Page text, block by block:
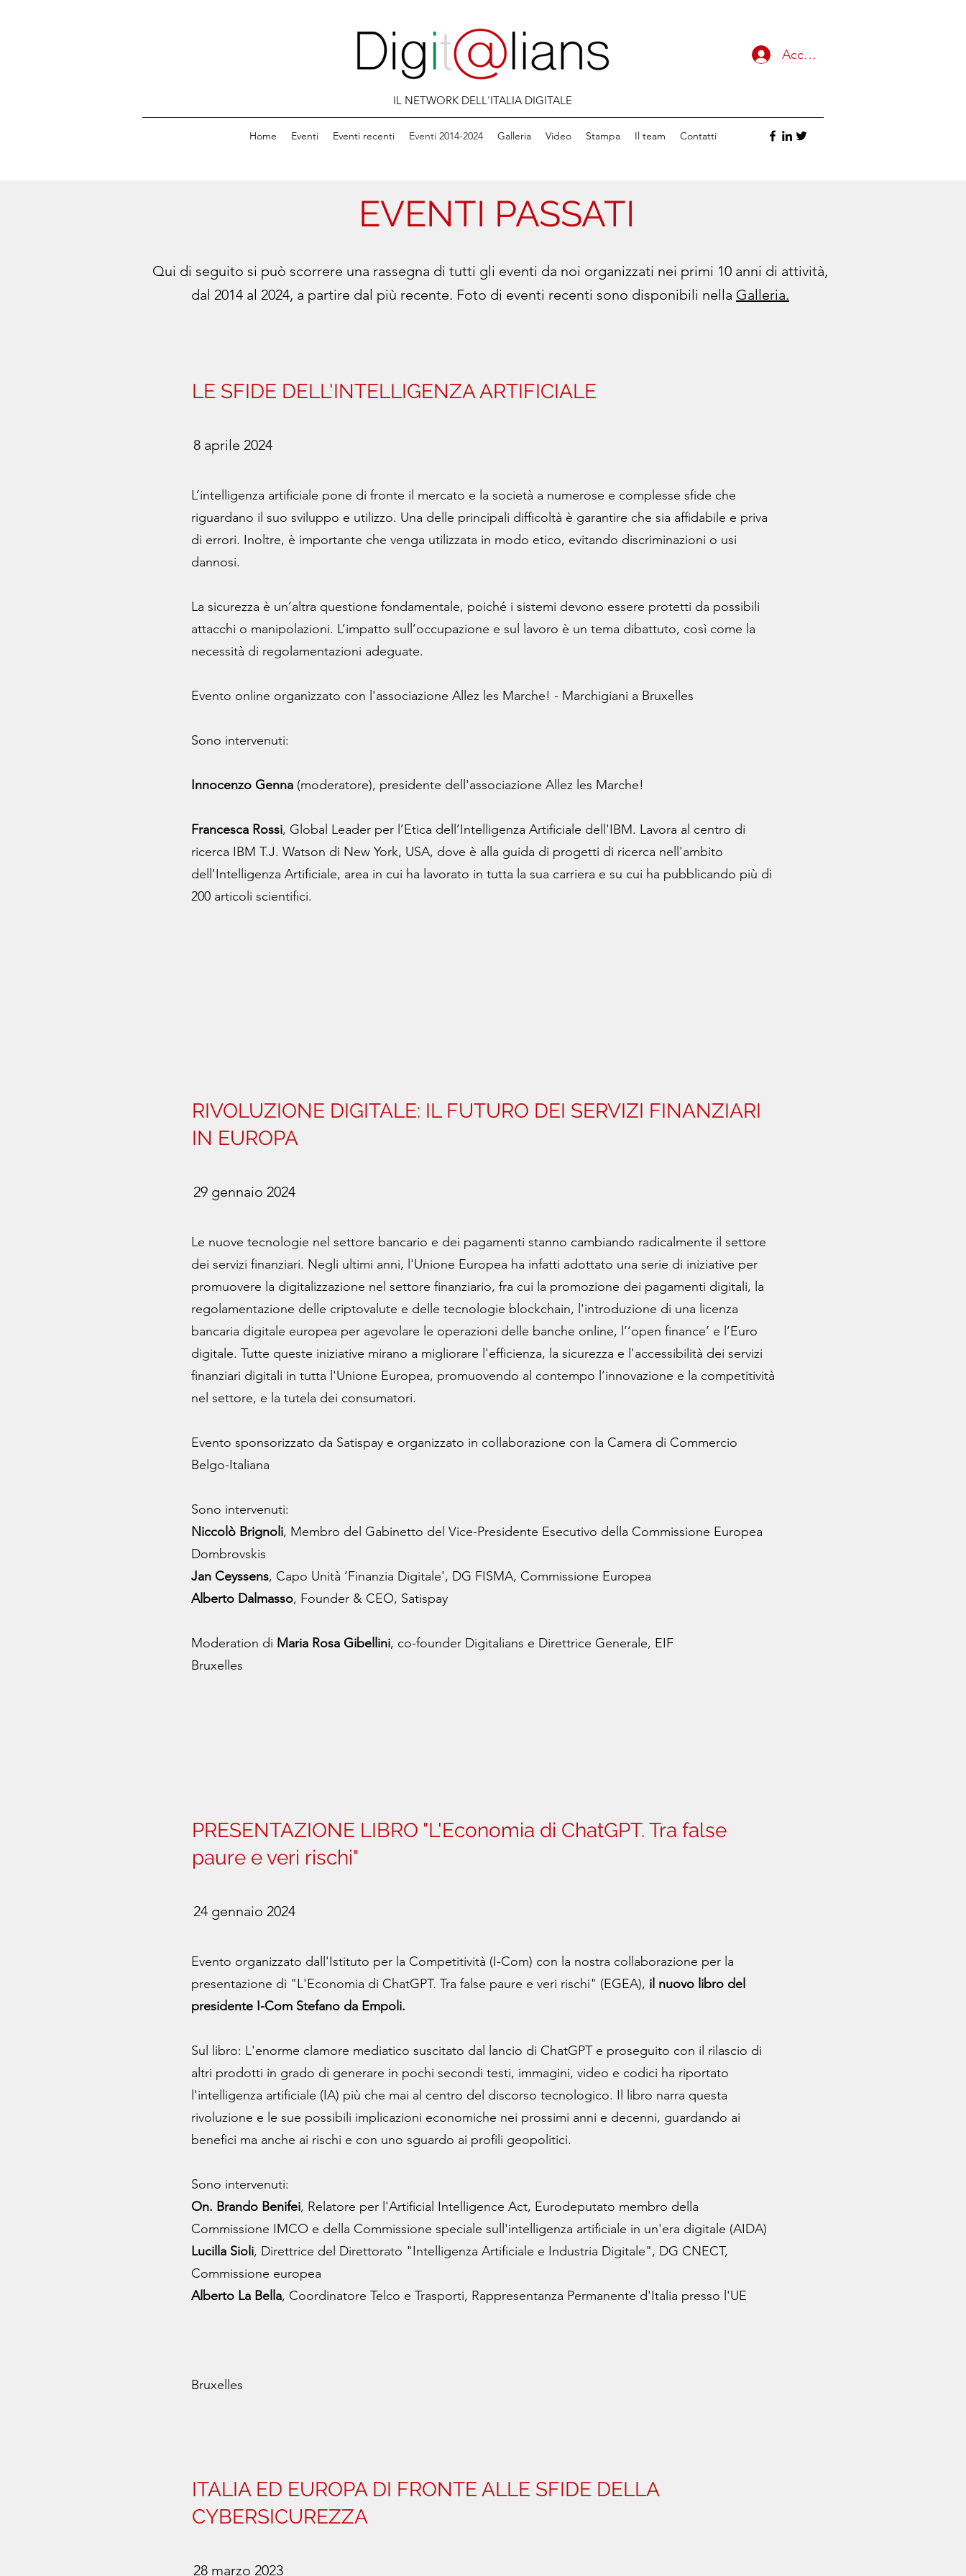
Accedi
IL NETWORK DELL'ITALIA DIGITALE
Home Eventi Eventi recenti Eventi 2014-2024 Galleria Video Stampa Il team Contatti
EVENTI PASSATI
Qui di seguito si può scorrere una rassegna di tutti gli eventi da noi organizzati nei primi 10 anni di attività,
dal 2014 al 2024, a partire dal più recente. Foto di eventi recenti sono disponibili nella Galleria.
LE SFIDE DELL'INTELLIGENZA ARTIFICIALE
8 aprile 2024
L’intelligenza artificiale pone di fronte il mercato e la società a numerose e complesse sfide che
riguardano il suo sviluppo e utilizzo. Una delle principali difficoltà è garantire che sia affidabile e priva
di errori. Inoltre, è importante che venga utilizzata in modo etico, evitando discriminazioni o usi
dannosi.
La sicurezza è un’altra questione fondamentale, poiché i sistemi devono essere protetti da possibili
attacchi o manipolazioni. L’impatto sull’occupazione e sul lavoro è un tema dibattuto, così come la
necessità di regolamentazioni adeguate.
Evento online organizzato con l'associazione Allez les Marche! - Marchigiani a Bruxelles
Sono intervenuti:
Innocenzo Genna (moderatore), presidente dell'associazione Allez les Marche!
Francesca Rossi, Global Leader per l’Etica dell’Intelligenza Artificiale dell'IBM. Lavora al centro di
ricerca IBM T.J. Watson di New York, USA, dove è alla guida di progetti di ricerca nell'ambito
dell'Intelligenza Artificiale, area in cui ha lavorato in tutta la sua carriera e su cui ha pubblicando più di
200 articoli scientifici.
RIVOLUZIONE DIGITALE: IL FUTURO DEI SERVIZI FINANZIARI
IN EUROPA
29 gennaio 2024
Le nuove tecnologie nel settore bancario e dei pagamenti stanno cambiando radicalmente il settore
dei servizi finanziari. Negli ultimi anni, l'Unione Europea ha infatti adottato una serie di iniziative per
promuovere la digitalizzazione nel settore finanziario, fra cui la promozione dei pagamenti digitali, la
regolamentazione delle criptovalute e delle tecnologie blockchain, l'introduzione di una licenza
bancaria digitale europea per agevolare le operazioni delle banche online, l’‘open finance’ e l’Euro
digitale. Tutte queste iniziative mirano a migliorare l'efficienza, la sicurezza e l'accessibilità dei servizi
finanziari digitali in tutta l'Unione Europea, promuovendo al contempo l’innovazione e la competitività
nel settore, e la tutela dei consumatori.
Evento sponsorizzato da Satispay e organizzato in collaborazione con la Camera di Commercio
Belgo-Italiana
Sono intervenuti:
Niccolò Brignoli, Membro del Gabinetto del Vice-Presidente Esecutivo della Commissione Europea
Dombrovskis
Jan Ceyssens, Capo Unità ‘Finanzia Digitale', DG FISMA, Commissione Europea
Alberto Dalmasso, Founder & CEO, Satispay
Moderation di Maria Rosa Gibellini, co-founder Digitalians e Direttrice Generale, EIF
Bruxelles
PRESENTAZIONE LIBRO "L'Economia di ChatGPT. Tra false
paure e veri rischi"
24 gennaio 2024
Evento organizzato dall'Istituto per la Competitività (I-Com) con la nostra collaborazione per la
presentazione di "L'Economia di ChatGPT. Tra false paure e veri rischi" (EGEA), il nuovo libro del
presidente I-Com Stefano da Empoli.
Sul libro: L'enorme clamore mediatico suscitato dal lancio di ChatGPT e proseguito con il rilascio di
altri prodotti in grado di generare in pochi secondi testi, immagini, video e codici ha riportato
l'intelligenza artificiale (IA) più che mai al centro del discorso tecnologico. Il libro narra questa
rivoluzione e le sue possibili implicazioni economiche nei prossimi anni e decenni, guardando ai
benefici ma anche ai rischi e con uno sguardo ai profili geopolitici.
Sono intervenuti:
On. Brando Benifei, Relatore per l'Artificial Intelligence Act, Eurodeputato membro della
Commissione IMCO e della Commissione speciale sull'intelligenza artificiale in un'era digitale (AIDA)
Lucilla Sioli, Direttrice del Direttorato "Intelligenza Artificiale e Industria Digitale", DG CNECT,
Commissione europea
Alberto La Bella, Coordinatore Telco e Trasporti, Rappresentanza Permanente d'Italia presso l'UE
Bruxelles
ITALIA ED EUROPA DI FRONTE ALLE SFIDE DELLA
CYBERSICUREZZA
28 marzo 2023